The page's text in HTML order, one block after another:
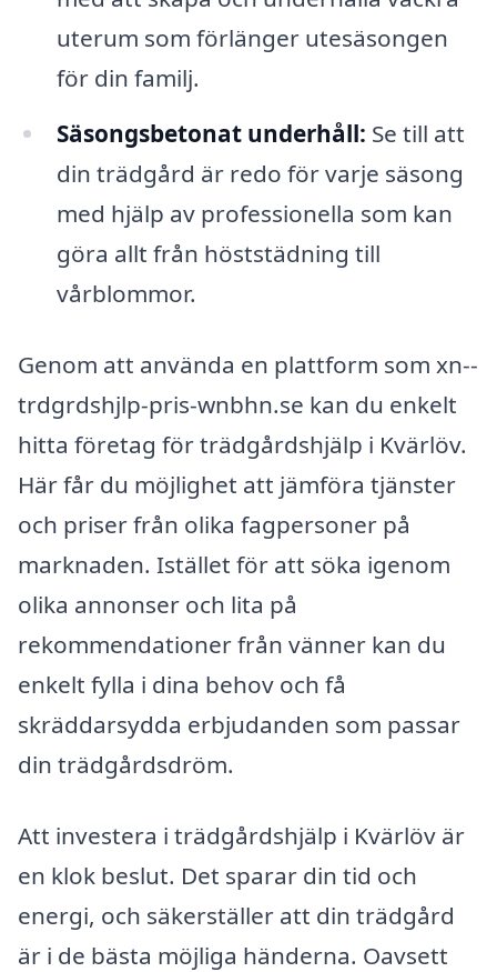
uterum som förlänger utesäsongen
för din familj.
Säsongsbetonat underhåll: Se till att
din trädgård är redo för varje säsong
med hjälp av professionella som kan
göra allt från höststädning till
vårblommor.
Genom att använda en plattform som xn--
trdgrdshjlp-pris-wnbhn.se kan du enkelt
hitta företag för trädgårdshjälp i Kvärlöv.
Här får du möjlighet att jämföra tjänster
och priser från olika fagpersoner på
marknaden. Istället för att söka igenom
olika annonser och lita på
rekommendationer från vänner kan du
enkelt fylla i dina behov och få
skräddarsydda erbjudanden som passar
din trädgårdsdröm.
Att investera i trädgårdshjälp i Kvärlöv är
en klok beslut. Det sparar din tid och
energi, och säkerställer att din trädgård
är i de bästa möjliga händerna. Oavsett